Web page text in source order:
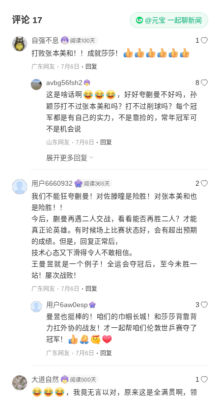
评论 17 @元宝 一起聊新闻
自强不息
1
打败张本美和！！成就莎莎！
广东网友 7月6日 回复
avbg56fsh2
8
这是啥话啊
，好好夸蒯曼不好吗，孙
颖莎打不过张本美和吗？打不过削球吗？每个冠
军都是有自己的实力，不是靠捡的，常年冠军可
不是机会说
山东网友 7月6日 回复
展开更多回复
用户6660932
2
我们不能狂夸蒯曼！对佐滕曈是险胜！对张本美和也
是险胜！！
今后，蒯曼再遇二人交战，看看能否再胜二人？才能
真正论英雄。有时候场上比赛状态好，会有超出预期
的成绩。但是，回复正常后，
技术心态又下滑得令人不敢相信。
王曼昱就是一个例子！全运会夺冠后，至今未胜一
站！屡次战败！
广东网友 7月6日 回复
用户6aw0esp
3
曼昱也挺棒的！咱们的巾帼长城！和莎莎背靠背
力扛外协的战友！才一起帮咱们伦敦世乒赛夺了
冠军！
广东网友 7月6日 回复
大道自然
1
，我竟无言以对，原来这是全满贯啊，领